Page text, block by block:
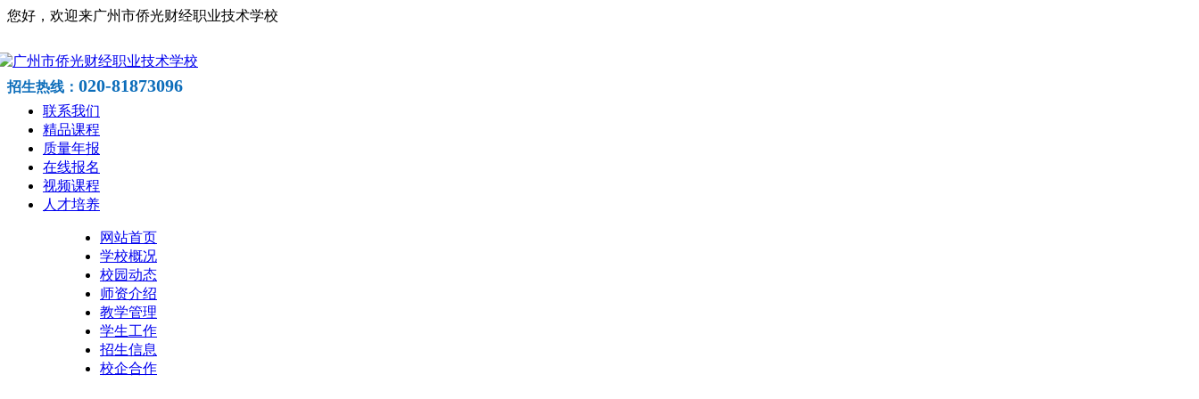
您好，欢迎来广州市侨光财经职业技术学校
招生热线： 020-81873096
联系我们
精品课程
质量年报
在线报名
视频课程
人才培养
网站首页
学校概况
校园动态
师资介绍
教学管理
学生工作
招生信息
校企合作